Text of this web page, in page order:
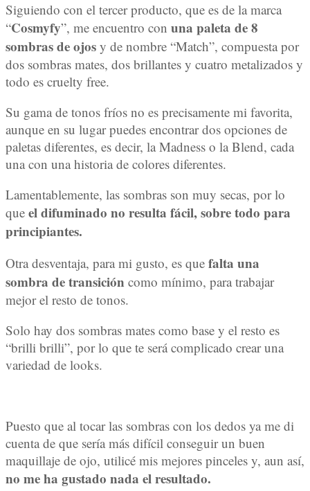
Siguiendo con el tercer producto, que es de la marca
“Cosmyfy”, me encuentro con una paleta de 8
sombras de ojos y de nombre “Match”, compuesta por
dos sombras mates, dos brillantes y cuatro metalizados y
todo es cruelty free.
Su gama de tonos fríos no es precisamente mi favorita,
aunque en su lugar puedes encontrar dos opciones de
paletas diferentes, es decir, la Madness o la Blend, cada
una con una historia de colores diferentes.
Lamentablemente, las sombras son muy secas, por lo
que el difuminado no resulta fácil, sobre todo para
principiantes.
Otra desventaja, para mi gusto, es que falta una
sombra de transición como mínimo, para trabajar
mejor el resto de tonos.
Solo hay dos sombras mates como base y el resto es
“brilli brilli”, por lo que te será complicado crear una
variedad de looks.
Puesto que al tocar las sombras con los dedos ya me di
cuenta de que sería más difícil conseguir un buen
maquillaje de ojo, utilicé mis mejores pinceles y, aun así,
no me ha gustado nada el resultado.